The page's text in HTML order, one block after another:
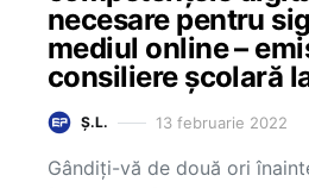
necesare pentru
mediul online –
consiliere școlară
Ș.L. 13 februarie 2022
Gândiți-vă de două ori